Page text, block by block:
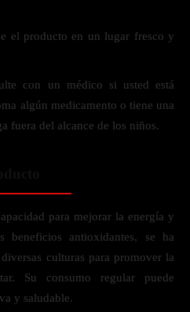
el producto en un lugar fresco y
con un médico si usted está
algún medicamento o tiene una
fuera del alcance de los niños.
para mejorar la energía y
beneficios antioxidantes, se ha
culturas para promover la
Su consumo regular puede
y saludable.